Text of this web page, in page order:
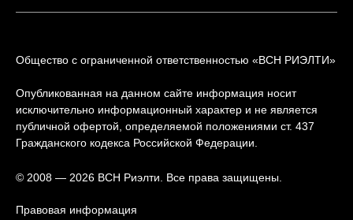
Общество с ограниченной ответственностью «ВСН РИЭЛТИ»
Опубликованная на данном сайте информация носит
исключительно информационный характер и не является
публичной офертой, определяемой положениями ст. 437
Гражданского кодекса Российской Федерации.
© 2008 — 2026 ВСН Риэлти. Все права защищены.
Правовая информация